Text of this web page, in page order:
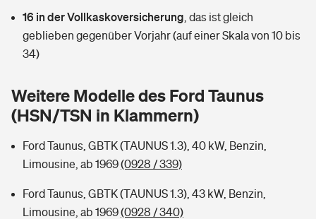
Tools
Hochwasser-Check: Wie gefährdet ist Ihr Haus?
Sie haben Fragen?
Handyversicherung
Private Cyberversicherung
Zur Übersicht
Wer versichert was: Jetzt Versicherer finden
Rentenrechner: Wie viel Geld bekomme ich im Alter?
16 in der Vollkaskoversicherung das ist gleich
geblieben gegenüber Vorjahr (auf einer Skala von 10 bis
34)
Weitere Modelle des Ford Taunus
(HSN/TSN in Klammern)
Ford Taunus, GBTK (TAUNUS 1.3), 40 kW, Benzin,
Limousine, ab 1969(0928 / 339)
Ford Taunus, GBTK (TAUNUS 1.3), 43 kW, Benzin,
Limousine, ab 1969(0928 / 340)